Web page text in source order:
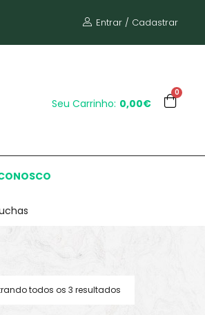
Entrar / Cadastrar
0
Seu Carrinho: 0,00€
todos os 3 resultados